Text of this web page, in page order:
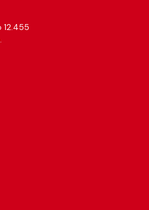
12.455